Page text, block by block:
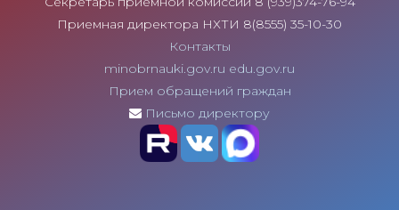
Приемная директора НХТИ 8(8555) 35-10-30
Контакты
minobrnauki.gov.ru edu.gov.ru
Прием обращений граждан
Письмо директору